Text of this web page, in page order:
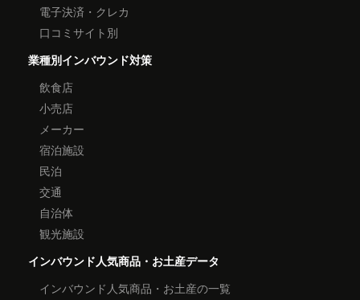
電子決済・クレカ
口コミサイト別
業種別インバウンド対策
飲食店
小売店
メーカー
宿泊施設
民泊
交通
自治体
観光施設
インバウンド人気商品・お土産データ
インバウンド人気商品・お土産の一覧